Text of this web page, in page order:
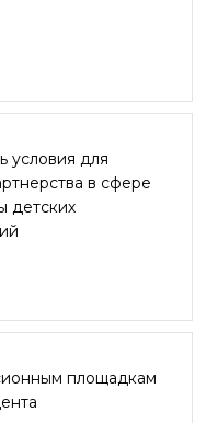
условия для
в сфере
детских
площадкам